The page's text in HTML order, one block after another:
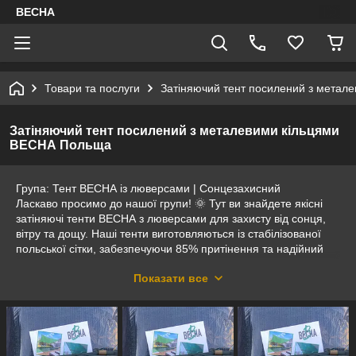
ВЕСНА
Товари та послуги Затіняючий тент посилений з
Затіняючий тент посилений з металевими кільцями
ВЕСНА Польща
Група: Тент ВЕСНА із люверсами | Сонцезахисний
Ласкаво просимо до нашої групи! 🌞 Тут ви знайдете якісні
затіняючі тенти ВЕСНА з люверсами для захисту від сонця,
вітру та дощу. Наші тенти виготовляються із стабілізованої
польської сітки, забезпечуючи 85% притінення та надійний
✅ Металеві люверси для зручного кріплення.
✅ Широкий вибір розмірів – стандартні та індивідуальні на
замовлення.
Показати все